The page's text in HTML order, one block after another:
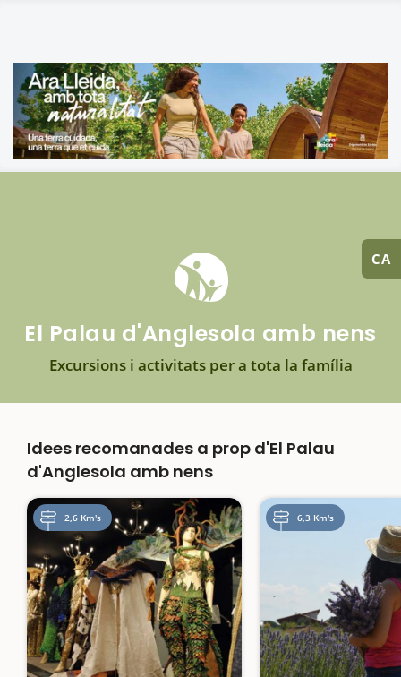
CA
El Palau d'Anglesola amb nens
Excursions i activitats per a tota la família
Idees recomanades a prop d'El Palau
d'Anglesola amb nens
2,6 Km's 6,3 Km's